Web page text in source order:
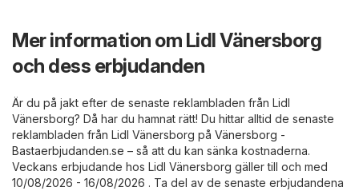
Mer information om Lidl Vänersborg
och dess erbjudanden
Är du på jakt efter de senaste reklambladen från Lidl
Vänersborg? Då har du hamnat rätt! Du hittar alltid de senaste
reklambladen från Lidl Vänersborg på Vänersborg -
Bastaerbjudanden.se – så att du kan sänka kostnaderna.
Veckans erbjudande hos Lidl Vänersborg gäller till och med
10/08/2026 - 16/08/2026 . Ta del av de senaste erbjudandena